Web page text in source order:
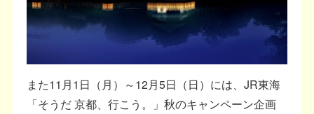
また11月1日（月）～12月5日（日）には、JR東海
「そうだ 京都、行こう。」秋のキャンペーン企画